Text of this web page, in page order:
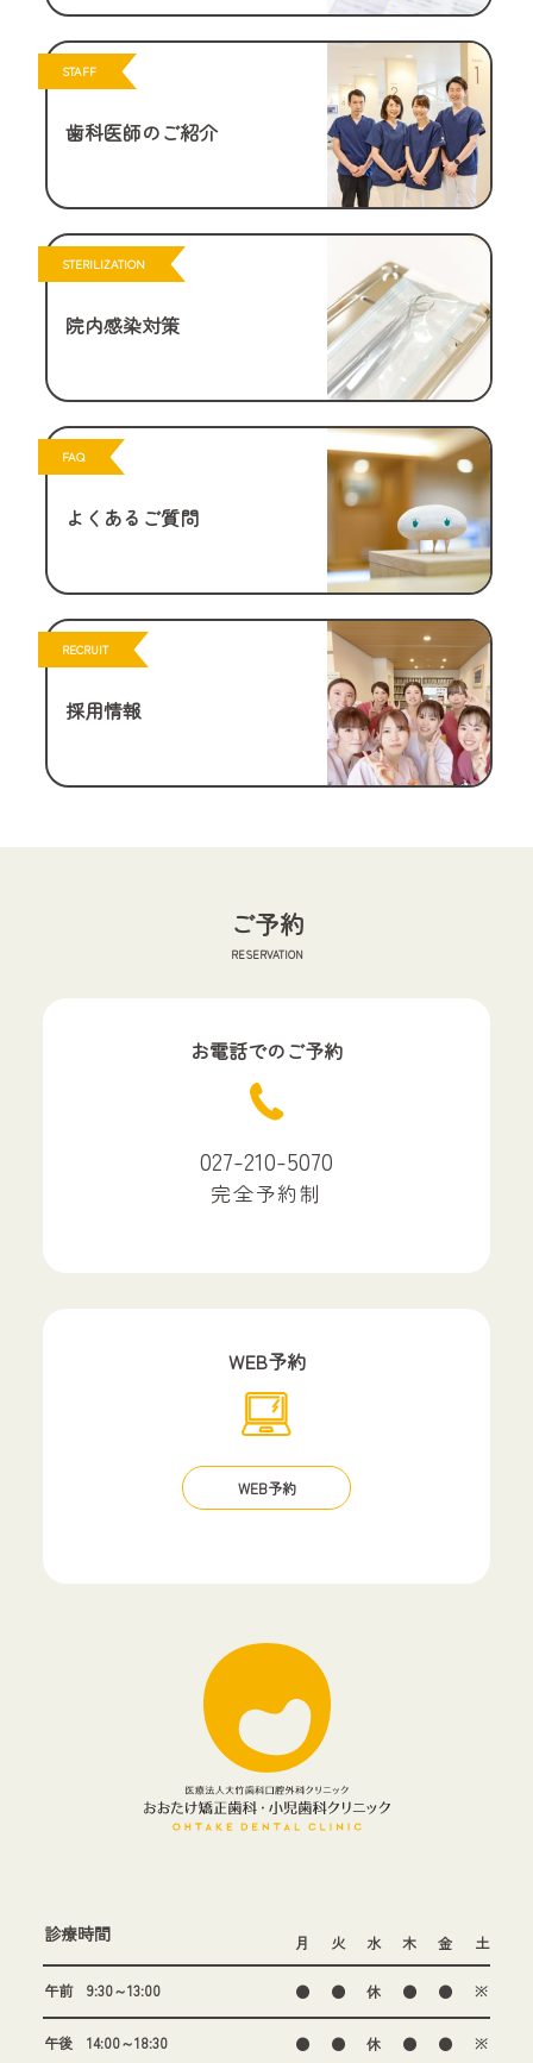
STAFF
歯科医師のご紹介
STERILIZATION
院内感染対策
FAQ
よくあるご質問
RECRUIT
採用情報
ご予約
RESERVATION
お電話でのご予約
027-210-5070
完全予約制
WEB予約
WEB予約
診療時間 月 火 水 木 金 土
午前 9:30～13:00 ● ● 休 ● ● ※
午後 14:00～18:30 ● ● 休 ● ● ※